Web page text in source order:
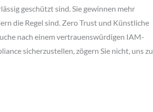
geschützt sind. Sie gewinnen mehr
die Regel sind. Zero Trust und Künstliche
nach einem vertrauenswürdigen IAM-
sicherzustellen, zögern Sie nicht, uns zu